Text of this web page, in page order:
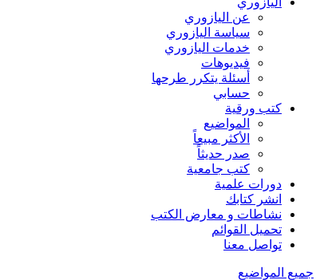
عن اليازوري
سياسة اليازوري
خدمات اليازوري
فيديوهات
أسئلة يتكرر طرحها
حسابي
كتب ورقية
المواضيع
الأكثر مبيعاً
صدر حديثاً
كتب جامعية
دورات علمية
انشر كتابك
نشاطات و معارض الكتب
تحميل القوائم
تواصل معنا
جميع المواضيع